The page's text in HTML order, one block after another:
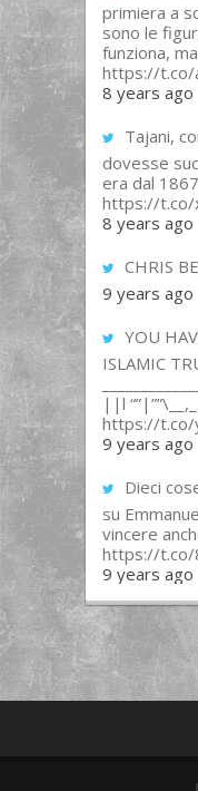
primiera a
sono le
funziona,
https://t.co/
8 years ago
Tajani,
dovesse
era dal
https://t.co/
8 years ago
CHRIS
9 years ago
YOU
ISLAMIC
||l
https://t.co/
9 years ago
Dieci
su
vincere
https://t.co/
9 years ago